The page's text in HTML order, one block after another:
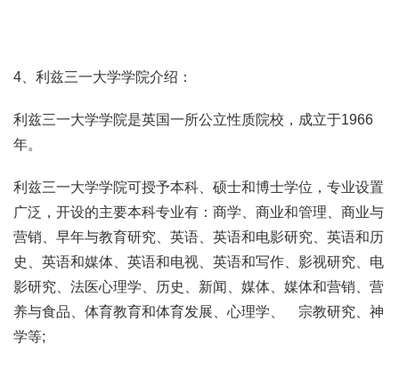
4、利兹三一大学学院介绍：
利兹三一大学学院是英国一所公立性质院校，成立于1966
年。
利兹三一大学学院可授予本科、硕士和博士学位，专业设置
广泛，开设的主要本科专业有：商学、商业和管理、商业与
营销、早年与教育研究、英语、英语和电影研究、英语和历
史、英语和媒体、英语和电视、英语和写作、影视研究、电
影研究、法医心理学、历史、新闻、媒体、媒体和营销、营
养与食品、体育教育和体育发展、心理学、 宗教研究、神
学等;